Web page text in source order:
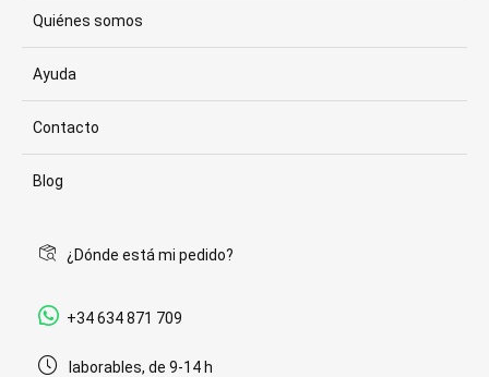
Quiénes somos
Ayuda
Contacto
Blog
¿Dónde está mi pedido?
+34 634 871 709
laborables, de 9-14 h